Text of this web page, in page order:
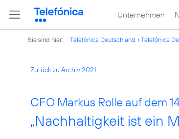
Unternehmen
Sie sind hier: Telefónica Deutschland Telefónica
Zurück zu Archiv 2021
CFO Markus Rolle auf dem
„Nachhaltigkeit ist ein